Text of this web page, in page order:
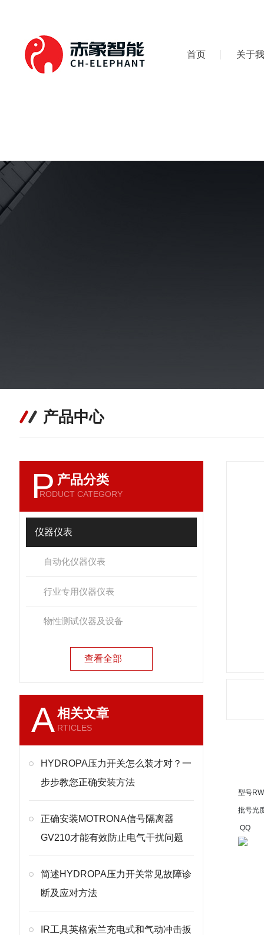
首页 关于
产品中心
P 产品分类
RODUCT CATEGORY
仪器仪表
自动化仪器仪表
行业专用仪器仪表
物性测试仪器及设备
查看全部
A相关文章
RTICLES
HYDROPA压力开关怎么装才对？一
步步教您正确安装方法
正确安装MOTRONA信号隔离器
GV210才能有效防止电气干扰问题
简述HYDROPA压力开关常见故障诊
断及应对方法
IR工具英格索兰充电式和气动冲击扳
型号
批号光
QQ